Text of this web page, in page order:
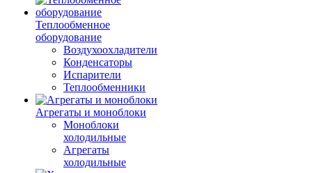
Теплообменное
оборудование
Воздухоохладители
Конденсаторы
Испарители
Теплообменники
Агрегаты и моноблоки
Моноблоки
холодильные
Агрегаты
холодильные